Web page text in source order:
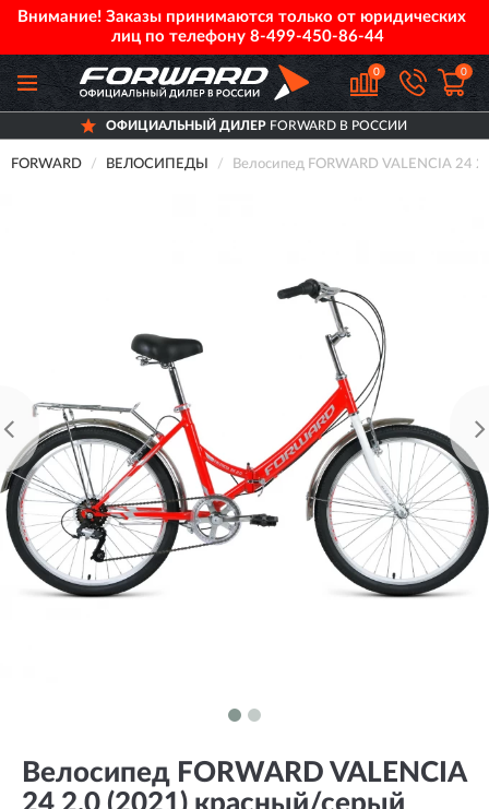
Внимание! Заказы принимаются только от юридических
лиц по телефону 8-499-450-86-44
0 0
ОФИЦИАЛЬНЫЙ ДИЛЕРFORWARD В РОССИИ
FORWARD ВЕЛОСИПЕДЫ Велосипед FORWARD VALENCIA 24
Велосипед FORWARD VALENCIA